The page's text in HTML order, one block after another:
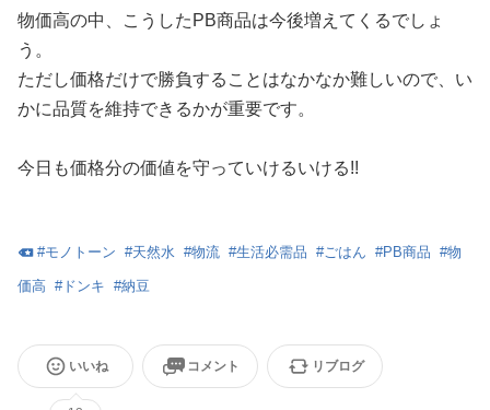
物価高の中、こうしたPB商品は今後増えてくるでしょ
う。
ただし価格だけで勝負することはなかなか難しいので、い
かに品質を維持できるかが重要です。
今日も価格分の価値を守っていけるいける!!
#モノトーン #天然水 #物流 #生活必需品 #ごはん #PB商品 #物
価高 #ドンキ #納豆
いいね コメント リブログ